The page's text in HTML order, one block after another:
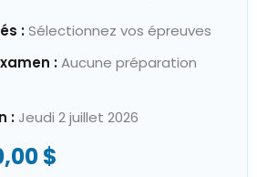
:Sélectionnez vos épreuves
:Aucune préparation
: Jeudi 2 juillet 2026
$